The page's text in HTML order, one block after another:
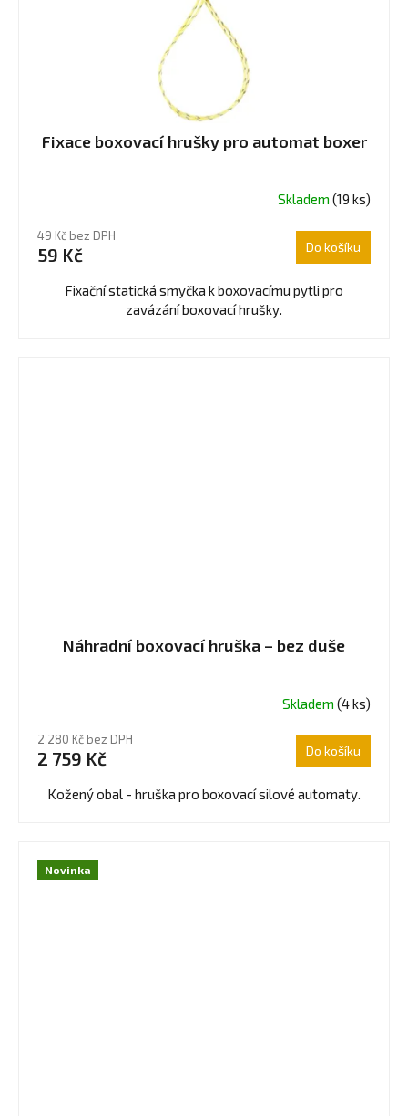
Fixace boxovací hrušky pro automat boxer
Skladem (19 ks)
49 Kč bez DPH
59 Kč Do košíku
Fixační statická smyčka k boxovacímu pytli pro
zavázání boxovací hrušky.
Náhradní boxovací hruška – bez duše
Skladem (4 ks)
2 280 Kč bez DPH
2 759 Kč Do košíku
Kožený obal - hruška pro boxovací silové automaty.
Novinka